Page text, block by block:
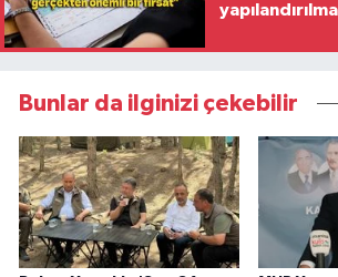
Bunlar da ilginizi çekebilir